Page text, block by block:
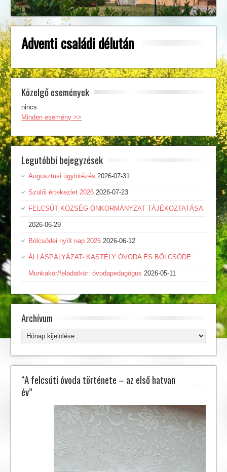
Adventi családi délután
Közelgő események
nincs
Minden esemény >>
Legutóbbi bejegyzések
Augusztusi ügyintézés 2026-07-31
Szülői értekezlet 2026 2026-07-23
FELCSÚT KÖZSÉG ÖNKORMÁNYZAT TÁJÉKOZTATÁSA
2026-06-29
Bölcsődei nyílt nap 2026 2026-06-12
ÁLLÁSPÁLYÁZAT- KASTÉLY ÓVODA ÉS BÖLCSŐDE
Munkakör/feladatkör: óvodapedagógus 2026-05-11
Archívum
Archívum
“A felcsúti óvoda története – az első hatvan
év”